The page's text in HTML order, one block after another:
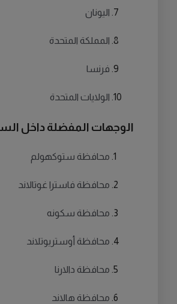
اليونان
المملكة المتحدة
فرنسا
الولايات المتحدة
الوجهات المفضلة داخل
محافظة ستوكهولم
محافظة فاسترا غوتالاند
محافظة سكونه
محافظة أوستريوتلاند
محافظة دالارنا
محافظة هالاند